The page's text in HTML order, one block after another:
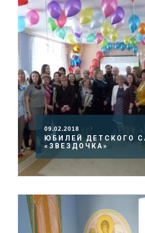
09.02.2018
ЮБИЛЕЙ ДЕТСКОГО
«ЗВЕЗДОЧКА»